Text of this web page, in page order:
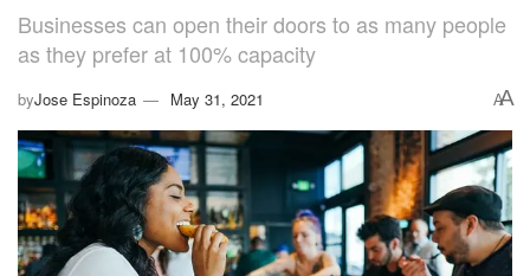
Businesses can open their doors to as many people
as they prefer at 100% capacity
byJose Espinoza May 31, 2021 AA